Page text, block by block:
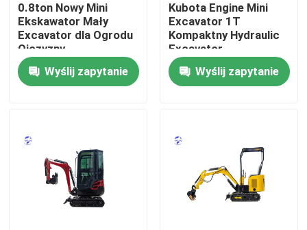
Dom
O nas
Wycieczka po fabryce
0.8ton Nowy Mini
Ekskawator Mały
Excavator dla Ogrodu
Ojczyzny
Wyślij zapytanie
Kubota Engine Mini
Excavator 1T
Kompaktny Hydraulic
Excavator
Wyślij zapytanie